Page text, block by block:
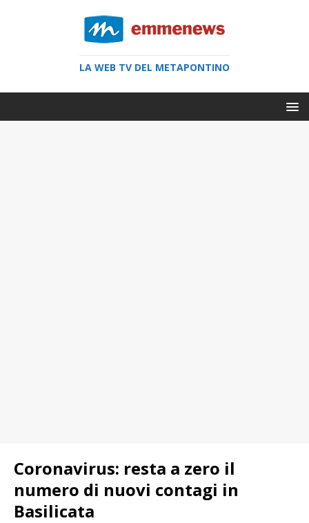
LA WEB TV DEL METAPONTINO
Coronavirus: resta a zero il
numero di nuovi contagi in
Basilicata